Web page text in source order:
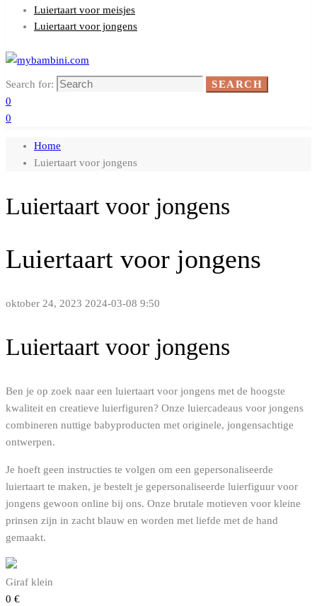
Luiertaart voor meisjes
Luiertaart voor jongens
Search for:
SEARCH
0
0
Home
Luiertaart voor jongens
Luiertaart voor jongens
Luiertaart voor jongens
oktober 24, 2023 2024-03-08 9:50
Luiertaart voor jongens
Ben je op zoek naar een luiertaart voor jongens met de hoogste
kwaliteit en creatieve luierfiguren? Onze luiercadeaus voor jongens
combineren nuttige babyproducten met originele, jongensachtige
ontwerpen.
Je hoeft geen instructies te volgen om een gepersonaliseerde
luiertaart te maken, je bestelt je gepersonaliseerde luierfiguur voor
jongens gewoon online bij ons. Onze brutale motieven voor kleine
prinsen zijn in zacht blauw en worden met liefde met de hand
gemaakt.
Giraf klein
0 €